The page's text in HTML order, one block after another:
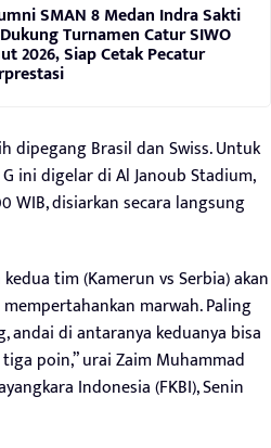
SMAN 8 Medan Indra Sakti
Turnamen Catur SIWO
2026, Siap Cetak Pecatur
dipegang Brasil dan Swiss. Untuk
ini digelar di Al Janoub Stadium,
WIB, disiarkan secara langsung
tim (Kamerun vs Serbia) akan
marwah. Paling
andai di antaranya keduanya bisa
poin,” urai Zaim Muhammad
Indonesia (FKBI), Senin